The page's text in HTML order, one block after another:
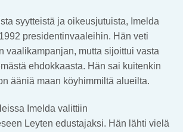
syytteistä ja oikeusjutuista, Imelda
presidentinvaaleihin. Hän veti
vaalikampanjan, mutta sijoittui vasta
ehdokkaasta. Hän sai kuitenkin
ääniä maan köyhimmiltä alueilta.
Imelda valittiin
Leyten edustajaksi. Hän lähti vielä